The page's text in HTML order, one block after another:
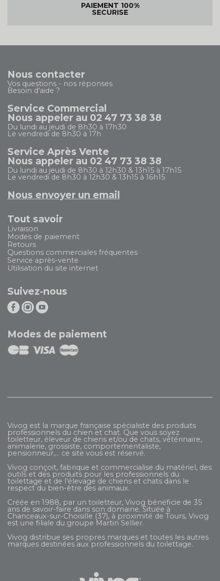
PAIEMENT 100%
SECURISE
Nous contacter
Vos questions - nos réponses
Besoin d'aide ?
Service Commercial
Nous appeler au 02 47 73 38 38
Du lundi au jeudi de 8h30 à 17h30
Le vendredi de 8h30 à 17h
Service Après Vente
Nous appeler au 02 47 73 38 38
Du lundi au jeudi de 8h30 à 12h30 & 13h15 à 17h15
Le vendredi de 8h30 à 12h30 & 13h15 à 16h15
Nous envoyer un email
Tout savoir
Livraison
Modes de paiement
Retours
Questions commerciales fréquentes
Service après-vente
Utilisation du site internet
Suivez-nous
Modes de paiement
Vivog est la marque française spécialiste des produits
professionnels du chien et chat. Que vous soyez
toiletteur, éleveur de chiens et/ou de chats, vétérinaire,
animalerie, grossiste, comportementaliste,
pensionneur,... ce site vous est réservé.
Vivog conçoit, fabrique et commercialise du matériel, des
outils et des produits pour les professionnels du
toilettage et de l’élevage de chiens et chats dans le
respect du bien-être des animaux.
Créée en 1988, par un toiletteur, Vivog bénéficie de 35
ans de savoir-faire dans son domaine. Située à
Chanceaux-sur-Choisille (37), à proximité de Tours, Vivog
est une filiale du groupe Martin Sellier.
Vivog distribue ses propres marques et toutes les autres
marques destinées aux professionnels du toilettage.